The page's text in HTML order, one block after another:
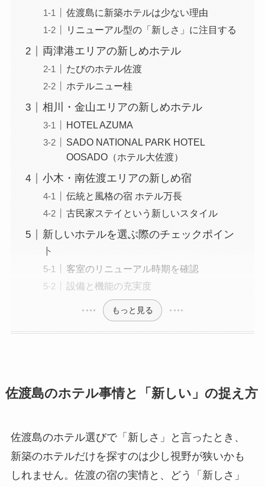
佐渡島に新築ホテルは少ない理由
リニューアル型の「新しさ」に注目する
両津港エリアの新しめホテル
たびのホテル佐渡
ホテルニュー桂
相川・金山エリアの新しめホテル
HOTEL AZUMA
SADO NATIONAL PARK HOTEL
OOSADO（ホテル大佐渡）
小木・南佐渡エリアの新しめ宿
伝統と風格の宿 ホテル万長
古民家ステイという新しいスタイル
新しいホテルを選ぶ際のチェックポイン
ト
客室のリニューアル時期を確認
設備と機能の充実度
もっと見る
佐渡島のホテル事情と「新しい」の捉え方
佐渡島のホテル選びで「新しさ」と言ったとき、
新築のホテルだけを探すのは少し視野が狭いかも
しれません。佐渡の宿の実情と、どう「新しさ」